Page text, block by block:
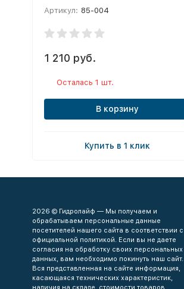
Артикул: 85-004
1 210 руб.
Осталась 1 шт.
В корзину
Купить в 1 клик
2026 © Гидролайф — Мы получаем и
обрабатываем персональные данные
посетителей нашего сайта в соответствии с
официальной политикой. Если вы не даете
согласия на обработку своих персональных
данных, вам необходимо покинуть наш сайт.
Вся представленная на сайте информация,
касающаяся технических характеристик,